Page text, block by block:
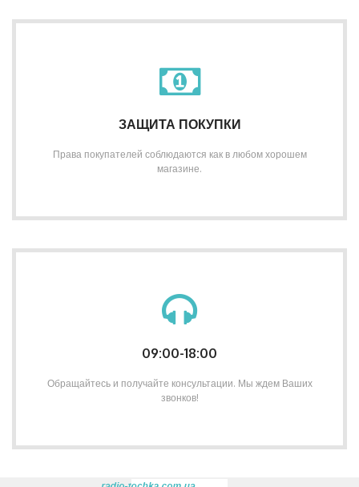
ЗАЩИТА ПОКУПКИ
Права покупателей соблюдаются как в любом хорошем
магазине.
09:00-18:00
Обращайтесь и получайте консультации. Мы ждем Ваших
звонков!